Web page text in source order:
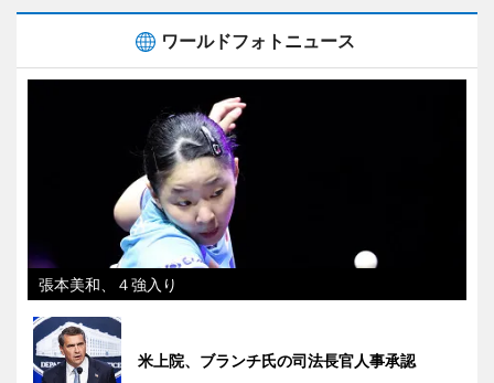
ワールドフォトニュース
張本美和、４強入り
米上院、ブランチ氏の司法長官人事承認